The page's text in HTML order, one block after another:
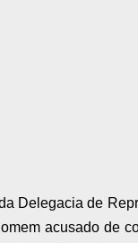
Delegacia de
acusado de